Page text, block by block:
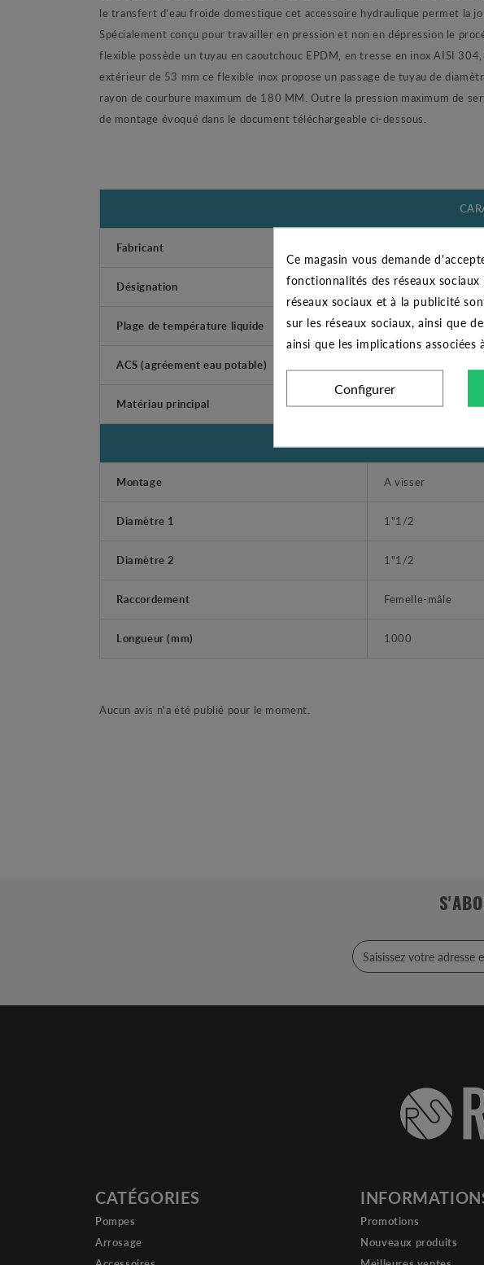
le transfert d’eau froide domestique cet accessoire hydraulique permet la
Spécialement conçu pour travailler en pression et non en dépression le
flexible possède un tuyau en caoutchouc EPDM, en tresse en inox AISI
extérieur de 53 mm ce flexible inox propose un passage de tuyau de
rayon de courbure maximum de 180 MM. Outre la pression maximum de
de montage évoqué dans le document téléchargeable ci-dessous.
Fabricant
Désignation Flexible inox 1"1/
Plage de température liquide 100°C
ACS (agréement eau potable)
Matériau principal Inox
Montage A visser
Diamètre 1 1"1/2
Diamètre 2 1"1/2
Raccordement Femelle-mâle
Longueur (mm) 1000
Aucun avis n'a été publié pour le moment.
CATÉGORIES
Pompes
Arrosage
Promotions
Nouveaux produits
Ce magasin vous demande
fonctionnalités des réseaux
réseaux sociaux et à la publicité
sur les réseaux sociaux, ainsi que
ainsi que les implications
Configurer